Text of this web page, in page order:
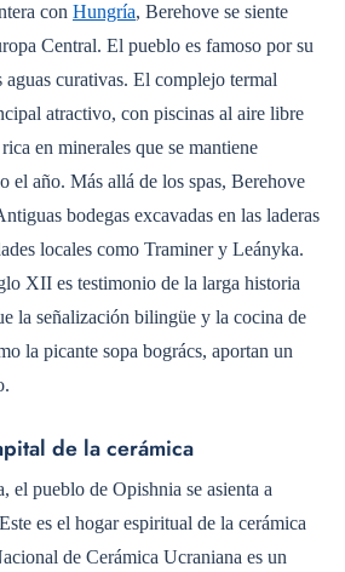
con Hungría, Berehove se siente
Central. El pueblo es famoso por su
curativas. El complejo termal
atractivo, con piscinas al aire libre
en minerales que se mantiene
el año. Más allá de los spas, Berehove
bodegas excavadas en las laderas
locales como Traminer y Leányka.
XII es testimonio de la larga historia
la señalización bilingüe y la cocina de
la picante sopa bogrács, aportan un
de la cerámica
el pueblo de Opishnia se asienta a
es el hogar espiritual de la cerámica
de Cerámica Ucraniana es un